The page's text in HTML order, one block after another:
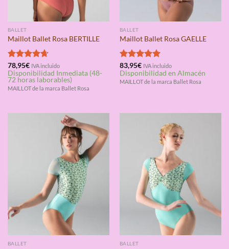
BALLET
Maillot Ballet Rosa BERTILLE
Valorado
con4.67
de 5
78,95€ IVA incluido
Disponibilidad Inmediata (48-
72 horas laborables)
MAILLOT de la marca Ballet Rosa
BALLET
Maillot Ballet Rosa GAELLE
Valorado
con5.00
de 5
83,95€ IVA incluido
Disponibilidad en Almacén
MAILLOT de la marca Ballet Rosa
BALLET BALLET